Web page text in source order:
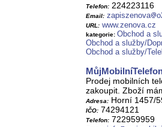
Telefon: 224223116
Email: zapiszenova
URL: www.zenova.cz
kategorie: Obchod a
Obchod a služby/
Obchod a služby/
Prodej mobilních
zakoupit. Zboží
Adresa: Horní 1457/
IČO: 74294121
Telefon: 722959959